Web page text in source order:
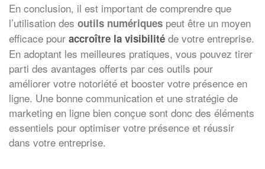
En conclusion, il est important de comprendre que
l’utilisation des outils numériques peut être un moyen
efficace pour accroître la visibilité de votre entreprise.
En adoptant les meilleures pratiques, vous pouvez tirer
parti des avantages offerts par ces outils pour
améliorer votre notoriété et booster votre présence en
ligne. Une bonne communication et une stratégie de
marketing en ligne bien conçue sont donc des éléments
essentiels pour optimiser votre présence et réussir
dans votre entreprise.